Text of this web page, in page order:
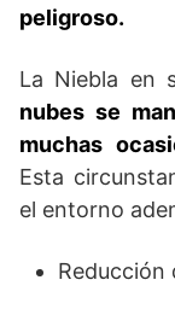
peligroso.
La Niebla en
nubes se
muchas
Esta
el entorno
Reducción